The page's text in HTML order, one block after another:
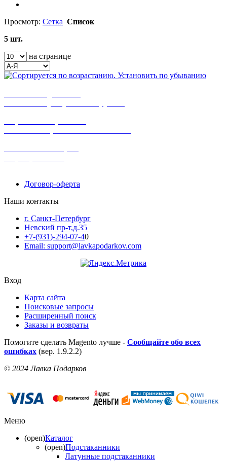
Просмотр: Сетка Список
5 шт.
на странице
Договор-оферта
Наши контакты
г. Санкт-Петербург
Невский пр-т,д.35
+7-(931)-294-07-40
Email: support@lavkapodarkov.com
Вход
Карта сайта
Поисковые запросы
Расширенный поиск
Заказы и возвраты
Помогите сделать Magento лучше - Сообщайте обо всех
ошибках (вер. 1.9.2.2)
© 2024 Лавка Подарков
Меню
(open)Каталог
(open)Подстаканники
Латунные подстаканники